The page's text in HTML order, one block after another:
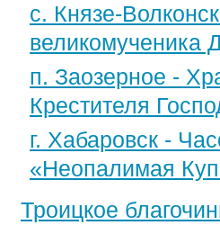
с. Князе-
великомученика
п. Заозерное -
Крестителя
г. Хабаровск -
«Неопалимая
Троицкое